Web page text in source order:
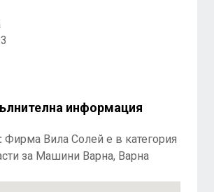
информация
Фирма Вила Солей е в категория
за Машини Варна, Варна